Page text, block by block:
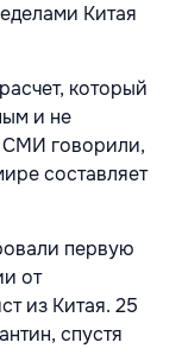
Китая
который
и не
СМИ говорили,
составляет
первую
от
из Китая. 25
спустя